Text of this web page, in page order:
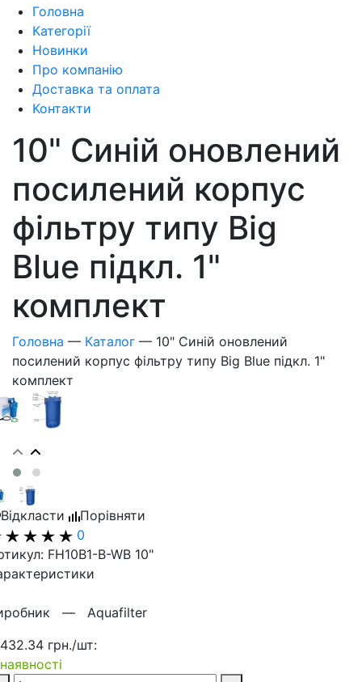
Головна
Категорії
Новинки
Про компанію
Доставка та оплата
Контакти
10" Синій оновлений
посилений корпус
фільтру типу Big
Blue підкл. 1"
комплект
Головна — Каталог — 10" Синій оновлений
посилений корпус фільтру типу Big Blue підкл. 1"
комплект
Відкласти
Порівняти
0
FH10B1-B-WB 10"
— Aquafilter
грн./шт: